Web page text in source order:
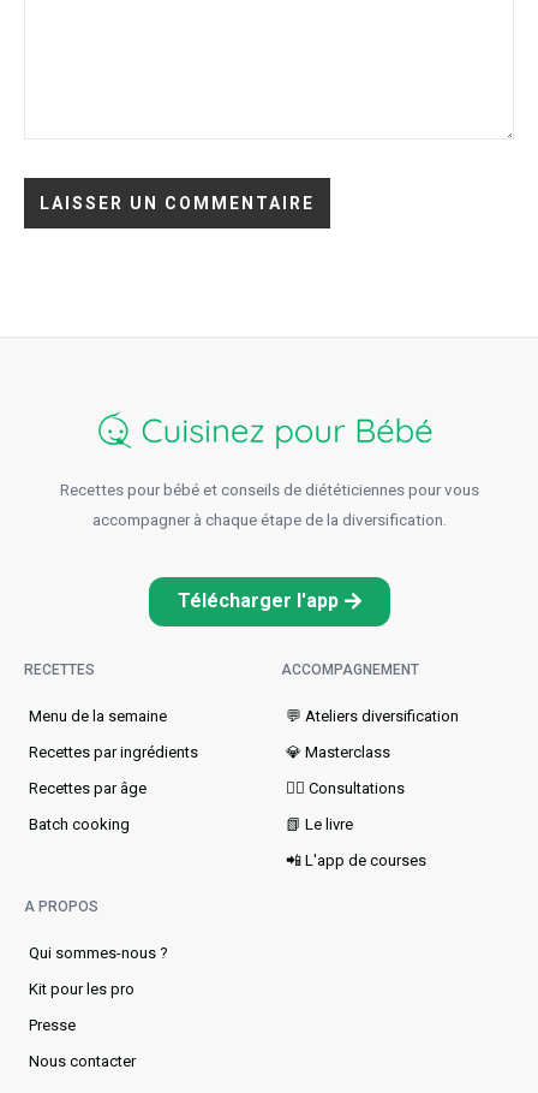
Recettes pour bébé et conseils de diététiciennes pour vous
accompagner à chaque étape de la diversification.
Télécharger l'app
RECETTES
Menu de la semaine​
Recettes par ingrédients
Recettes par âge
Batch cooking
ACCOMPAGNEMENT
💬 Ateliers diversification
💎 Masterclass
👩‍⚕️ Consultations
📗 Le livre
📲 L'app de courses
A PROPOS
Qui sommes-nous ?
Kit pour les pro
Presse
Nous contacter